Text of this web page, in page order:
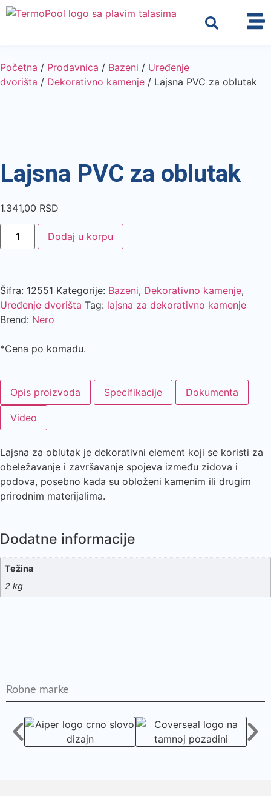
Početna / Prodavnica / Bazeni / Uređenje
dvorišta / Dekorativno kamenje / Lajsna PVC za oblutak
Lajsna PVC za oblutak
1.341,00 RSD
Dodaj u korpu
Šifra: 12551 Kategorije: Bazeni, Dekorativno kamenje,
Uređenje dvorišta Tag: lajsna za dekorativno kamenje
Brend: Nero
*Cena po komadu.
Opis proizvoda Specifikacije Dokumenta
Video
Lajsna za oblutak je dekorativni element koji se koristi za
obeležavanje i završavanje spojeva između zidova i
podova, posebno kada su obloženi kamenim ili drugim
prirodnim materijalima.
Dodatne informacije
Težina
2 kg
Robne marke